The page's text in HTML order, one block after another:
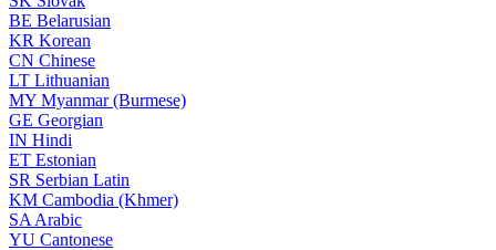
BE Belarusian
KR Korean
CN Chinese
LT Lithuanian
MY Myanmar (Burmese)
GE Georgian
IN Hindi
ET Estonian
SR Serbian Latin
KM Cambodia (Khmer)
SA Arabic
YU Cantonese